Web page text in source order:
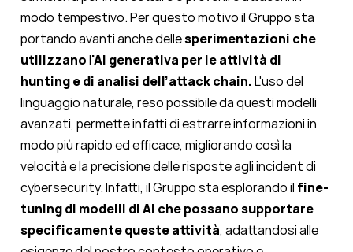
modo tempestivo.Per questo motivo il Gruppo sta
portando avanti anche dellesperimentazioni che
utilizzanol'AI generativa per le attività di
hunting e di analisi dell’attack chain.L'uso del
linguaggio naturale, reso possibile da questi modelli
avanzati, permetteinfattidi estrarre informazioni in
modo più rapido ed efficace, migliorando così la
velocità e la precisione delle risposte agli incident di
cybersecurity. Infatti, il Gruppo sta esplorando il fine-
tuning di modelli di AI che possano supportare
specificamente queste attività, adattandosi alle